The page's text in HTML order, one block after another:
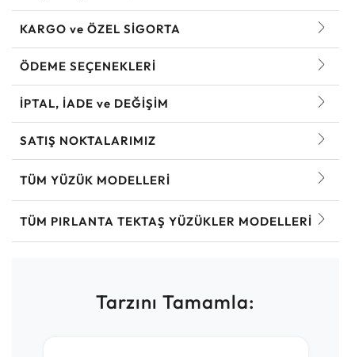
KARGO ve ÖZEL SİGORTA
ÖDEME SEÇENEKLERİ
İPTAL, İADE ve DEĞİŞİM
SATIŞ NOKTALARIMIZ
TÜM YÜZÜK MODELLERI
TÜM PIRLANTA TEKTAŞ YÜZÜKLER MODELLERI
Tarzını Tamamla: